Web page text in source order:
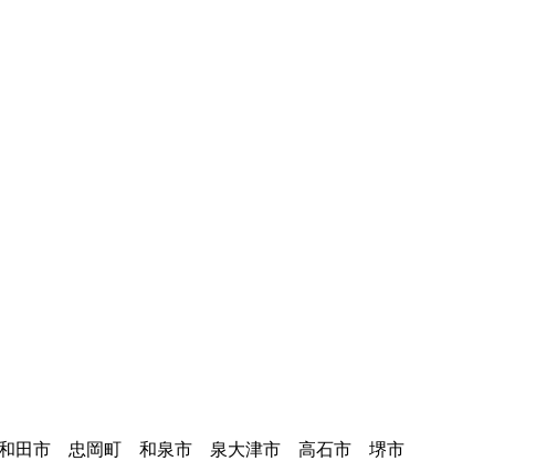
田市 忠岡町 和泉市 泉大津市 高石市 堺市